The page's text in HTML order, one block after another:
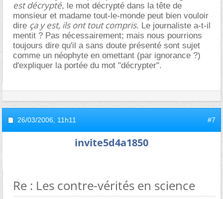
est décrypté, le mot décrypté dans la tête de
monsieur et madame tout-le-monde peut bien vouloir
dire ça y est, ils ont tout compris. Le journaliste a-t-il
mentit ? Pas nécessairement; mais nous pourrions
toujours dire qu'il a sans doute présenté sont sujet
comme un néophyte en omettant (par ignorance ?)
d'expliquer la portée du mot "décrypter".
26/03/2006, 11h11 #7
invite5d4a1850
Re : Les contre-vérités en science